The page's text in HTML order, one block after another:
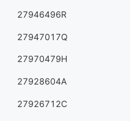
27946496R
27947017Q
27970479H
27928604A
27926712C